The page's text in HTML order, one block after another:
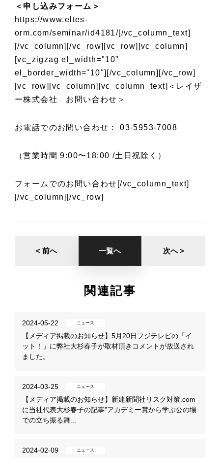
＜申し込みフォーム＞
https://www.eltes-
orm.com/seminar/id4181/[/vc_column_text]
[/vc_column][/vc_row][vc_row][vc_column]
[vc_zigzag el_width="10"
el_border_width="10"][/vc_column][/vc_row]
[vc_row][vc_column][vc_column_text]＜レイザ
ー株式会社 お問い合わせ＞
お電話でのお問い合わせ： 03-5953-7008
（営業時間 9:00〜18:00 /土日祝除く）
フォームでのお問い合わせ [/vc_column_text]
[/vc_column][/vc_row]
< 前へ 一覧へ 次へ >
関連記事
2024-05-22 ニュース
【メディア掲載のお知らせ】5月20日フジテレビの「イ
ット！」に弊社大杉春子が取材頂きコメントが放送され
ました。
2024-03-25 ニュース
【メディア掲載のお知らせ】新建新聞社リスク対策.com
に当社代表大杉春子の記事”アカデミー賞から学ぶ公の場
での立ち振る舞...
2024-02-09 ニュース